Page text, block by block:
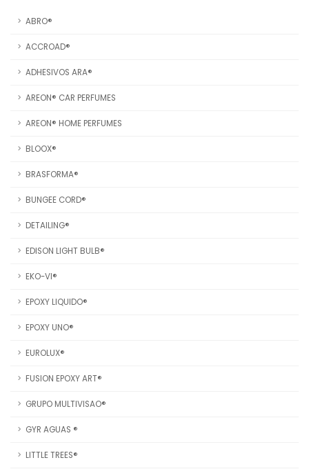
ABRO®
ACCROAD®
ADHESIVOS ARA®
AREON® CAR PERFUMES
AREON® HOME PERFUMES
BLOOX®
BRASFORMA®
BUNGEE CORD®
DETAILING®
EDISON LIGHT BULB®
EKO-VI®
EPOXY LIQUIDO®
EPOXY UNO®
EUROLUX®
FUSION EPOXY ART®
GRUPO MULTIVISAO®
GYR AGUAS ®
LITTLE TREES®